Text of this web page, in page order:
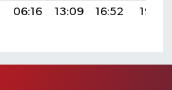
06:16 13:09 16:52 19:52